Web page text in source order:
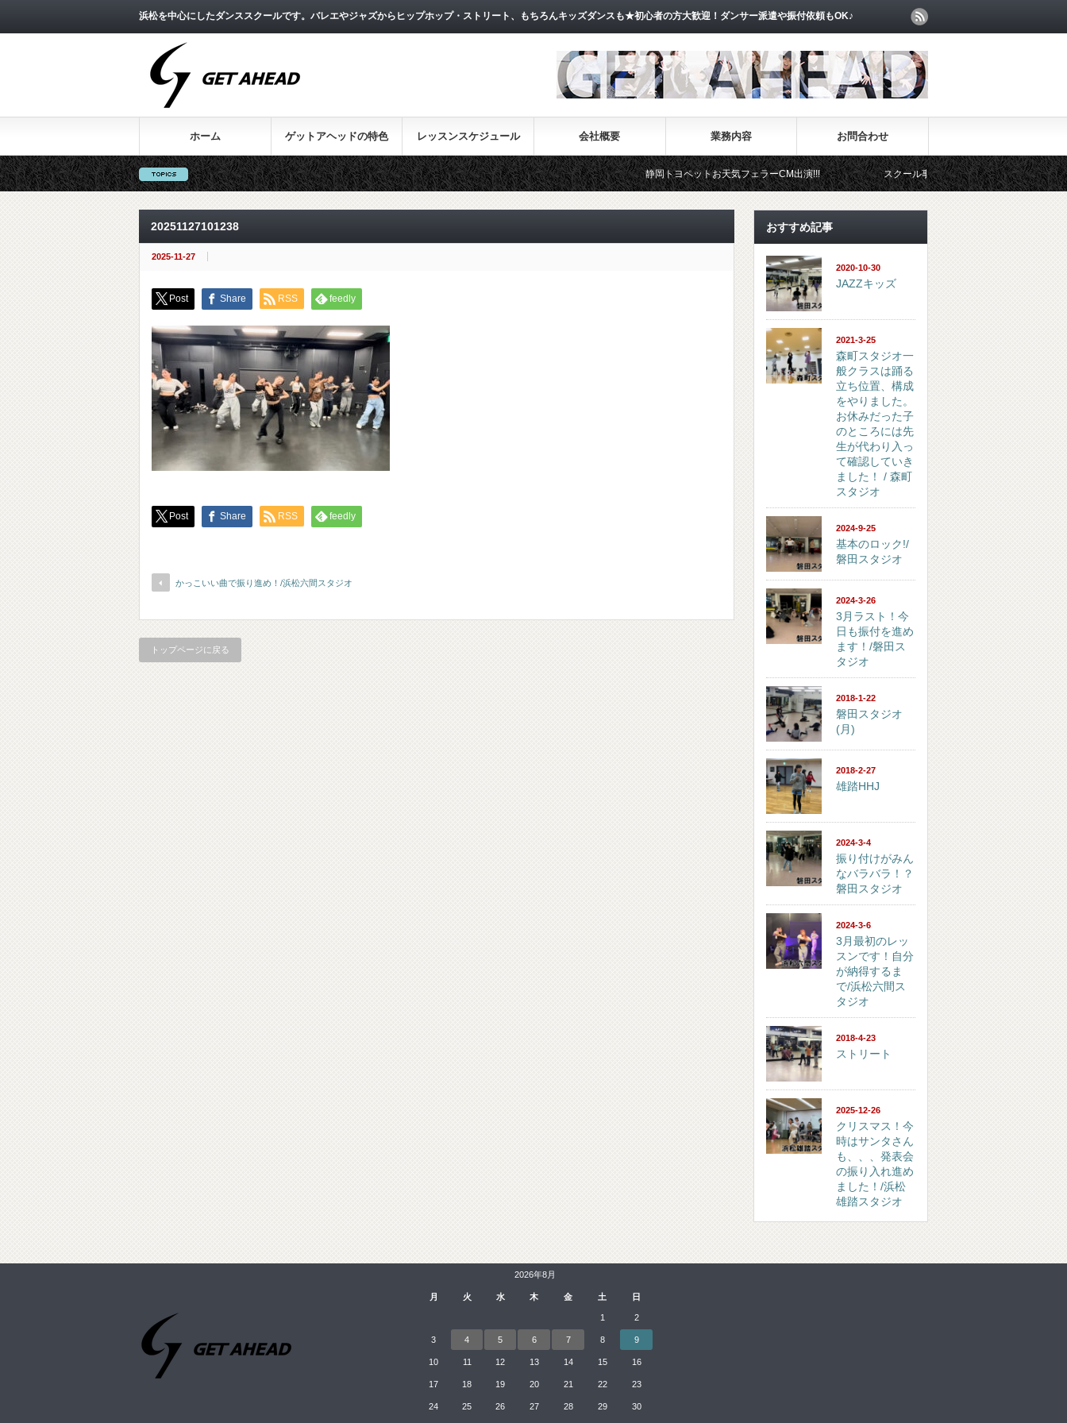
浜松を中心にしたダンススクールです。バレエやジャズからヒップホップ・ストリート、もちろんキッズダンスも★初心者の方大歓迎！ダンサー派遣や振付依頼もOK♪
ホーム ゲットアヘッドの特色 レッスンスケジュール 会社概要 業務内容 お問合わせ
静岡トヨペットお天気フェラーCM出演!!! スクール事業部 イベント事業部
20251127101238
2025-11-27
Post Share RSS feedly
Post Share RSS feedly
かっこいい曲で振り進め！/浜松六間スタジオ
トップページに戻る
おすすめ記事
2020-10-30
JAZZキッズ
2021-3-25
森町スタジオ一
般クラスは踊る
立ち位置、構成
をやりました。
お休みだった子
のところには先
生が代わり入っ
て確認していき
ました！ / 森町
スタジオ
2024-9-25
基本のロック!/
磐田スタジオ
2024-3-26
3月ラスト！今
日も振付を進め
ます！/磐田ス
タジオ
2018-1-22
磐田スタジオ
(月)
2018-2-27
雄踏HHJ
2024-3-4
振り付けがみん
なバラバラ！？
磐田スタジオ
2024-3-6
3月最初のレッ
スンです！自分
が納得するま
で/浜松六間ス
タジオ
2018-4-23
ストリート
2025-12-26
クリスマス！今
時はサンタさん
も、、、発表会
の振り入れ進め
ました！/浜松
雄踏スタジオ
2026年8月
月 火 水 木 金 土 日
1 2
3 4 5 6 7 8 9
10 11 12 13 14 15 16
17 18 19 20 21 22 23
24 25 26 27 28 29 30